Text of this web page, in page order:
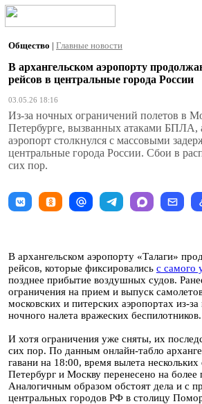
Общество | Главные новости
В архангельском аэропорту
рейсов в центральные города России
03.05.26 18:16
Из-за ночных ограничений полетов в
Петербурге, вызванных атаками БПЛА,
аэропорт столкнулся с массовыми
центральные города России. Сбои в
сих пор.
В архангельском аэропорту «Талаги»
рейсов, которые фиксировались с самого
позднее прибытие воздушных судов.
ограничения на прием и выпуск
московских и питерских аэропортах из-
ночного налета вражеских беспилотников.
И хотя ограничения уже сняты, их
сих пор. По данным онлайн-табло
гавани на 18:00, время вылета
Петербург и Москву перенесено на более
Аналогичным образом обстоят дела и с
центральных городов РФ в столицу